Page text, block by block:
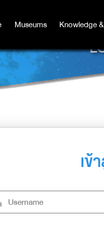
Museums Knowledge
Museums Knowledge
เข้